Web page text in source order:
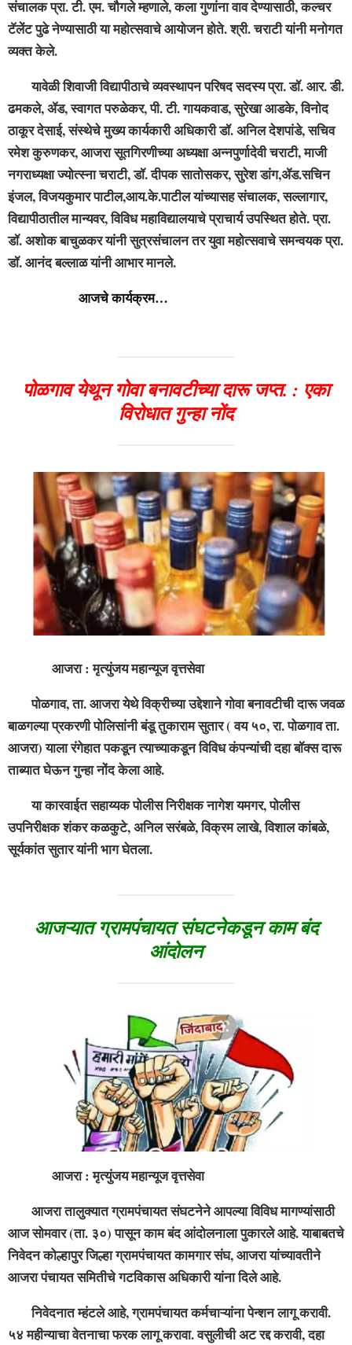
संचालक प्रा. टी. एम. चौगले म्हणाले, कला गुणांना वाव देण्यासाठी, कल्चर
टॅलेंट पुढे नेण्यासाठी या महोत्सवाचे आयोजन होते. श्री. चराटी यांनी मनोगत
व्यक्त केले.
यावेळी शिवाजी वि‌द्यापीठाचे व्यवस्थापन परिषद सदस्य प्रा. डॉ. आर. डी.
ढमकले, ॲड, स्वागत परुळेकर, पी. टी. गायकवाड, सुरेखा आडके, विनोद
ठाकूर देसाई, संस्थेचे मुख्य कार्यकारी अधिकारी डॉ. अनिल देशपांडे, सचिव
रमेश कुरुणकर, आजरा सूतगिरणीच्या अध्यक्षा अन्नपुर्णादेवी चराटी, माजी
नगराध्यक्षा ज्योत्स्ना चराटी, डॉ. दीपक सातोसकर, सुरेश डांग,ॲड.सचिन
इंजल, विजयकुमार पाटील,आय.के.पाटील यांच्यासह संचालक, सल्लागार,
विद्यापीठातील मान्यवर, विविध महाविद्यालयाचे प्राचार्य उपस्थित होते. प्रा.
डॉ. अशोक बाचुळकर यांनी सुत्रसंचालन तर युवा महोत्सवाचे समन्वयक प्रा.
डॉ. आनंद बल्लाळ यांनी आभार मानले.
आजचे कार्यक्रम…
पोळगाव येथून गोवा बनावटीच्या दारू जप्त. : एका
विरोधात गुन्हा नोंद
आजरा : मृत्युंजय महान्यूज वृत्तसेवा
पोळगाव, ता. आजरा येथे विक्रीच्या उद्देशाने गोवा बनावटीची दारू जवळ
बाळगल्या प्रकरणी पोलिसांनी बंडू तुकाराम सुतार ( वय ५०, रा. पोळगाव ता.
आजरा) याला रंगेहात पकडून त्याच्याकडून विविध कंपन्यांची दहा बॉक्स दारू
ताब्यात घेऊन गुन्हा नोंद केला आहे.
या कारवाईत सहाय्यक पोलीस निरीक्षक नागेश यमगर, पोलीस
उपनिरीक्षक शंकर कळकुटे, अनिल सरंबळे, विक्रम लाखे, विशाल कांबळे,
सूर्यकांत सुतार यांनी भाग घेतला.
आजऱ्यात ग्रामपंचायत संघटनेकडून काम बंद
आंदोलन
आजरा : मृत्युंजय महान्यूज वृत्तसेवा
आजरा तालुक्यात ग्रामपंचायत संघटनेने आपल्या विविध मागण्यांसाठी
आज सोमवार (ता. ३०) पासून काम बंद आंदोलनाला पुकारले आहे. याबाबतचे
निवेदन कोल्हापुर जिल्हा ग्रामपंचायत कामगार संघ, आजरा यांच्यावतीने
आजरा पंचायत समितीचे गटविकास अधिकारी यांना दिले आहे.
निवेदनात म्हंटले आहे, ग्रामपंचायत कर्मचाऱ्यांना पेन्शन लागू करावी.
५४ महीन्याचा वेतनाचा फरक लागू करावा. वसुलीची अट रद्द करावी, दहा